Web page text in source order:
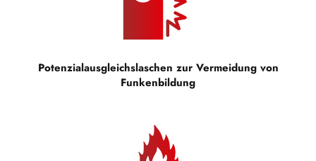
Potenzialausgleichslaschen zur Vermeidung von
Funkenbildung